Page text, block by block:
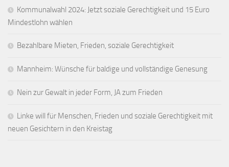
Kommunalwahl 2024: Jetzt soziale Gerechtigkeit und 15 Euro
Mindestlohn wählen
Bezahlbare Mieten, Frieden, soziale Gerechtigkeit
Mannheim: Wünsche für baldige und vollständige Genesung
Nein zur Gewalt in jeder Form, JA zum Frieden
Linke will für Menschen, Frieden und soziale Gerechtigkeit mit
neuen Gesichtern in den Kreistag